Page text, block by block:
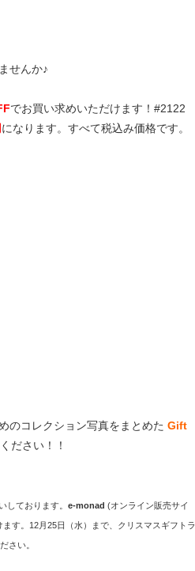
せんか♪
でお買い求めいただけます！#2122
になります。すべて税込み価格です。
のコレクション写真をまとめた Gift
ださい！！
しております。 e-monad (オンライン販売サイ
ます。12月25日（水）まで、クリスマスギフトラ
さい。